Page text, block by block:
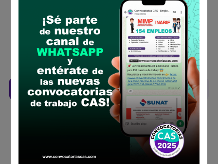
Prepara tu documentación y presentalo en
la fechas y por los medios que indica las
bases
Revisar el cronograma para conocer cuando
se publicará los resultados
Descarga aquí las Bases